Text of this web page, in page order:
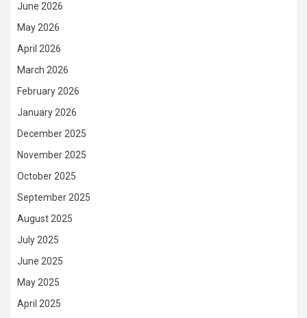
June 2026
May 2026
April 2026
March 2026
February 2026
January 2026
December 2025
November 2025
October 2025
September 2025
August 2025
July 2025
June 2025
May 2025
April 2025